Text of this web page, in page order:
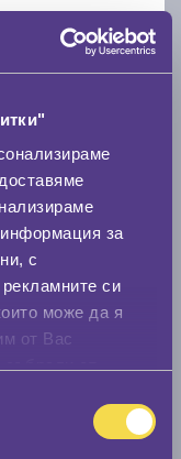
за
с
си
може да я
от Вас
MASTER 195/65
+ | Доставка от 1 до 2 дни
€ / 92.33 лв.
виж повече